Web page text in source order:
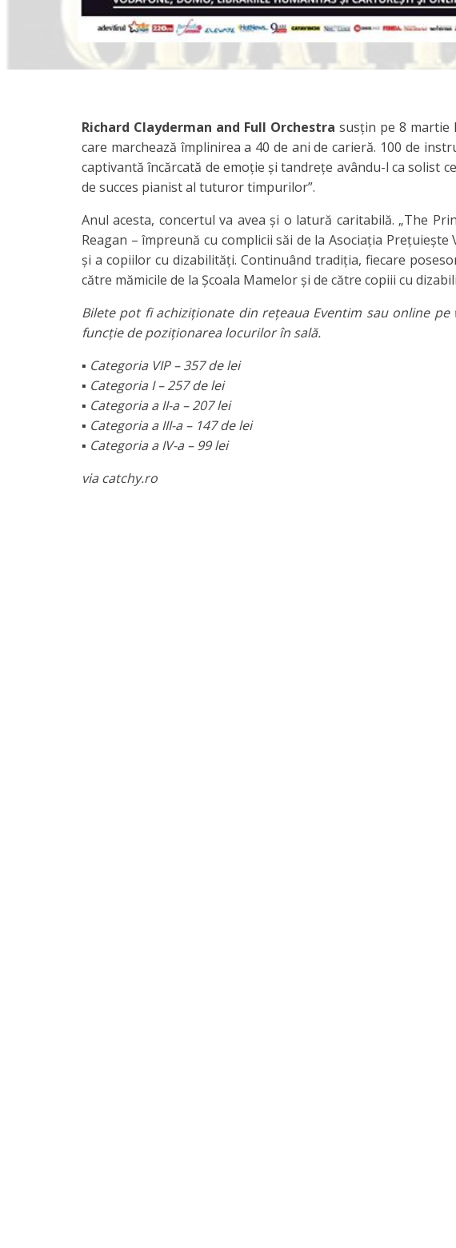
Richard Clayderman and Full Orchestra susțin pe 8 martie
care marchează împlinirea a 40 de ani de carieră. 100 de
captivantă încărcată de emoție și tandrețe avându-l ca solist
de succes pianist al tuturor timpurilor”.
Anul acesta, concertul va avea și o latură caritabilă. „The
Reagan – împreună cu complicii săi de la Asociația
și a copiilor cu dizabilități. Continuând tradiția, fiecare
către mămicile de la Școala Mamelor și de către copiii cu
Bilete pot fi achiziționate din rețeaua Eventim sau online
funcție de poziționarea locurilor în sală.
▪ Categoria VIP – 357 de lei
▪ Categoria I – 257 de lei
▪ Categoria a II-a – 207 lei
▪ Categoria a III-a – 147 de lei
▪ Categoria a IV-a – 99 lei
via catchy.ro